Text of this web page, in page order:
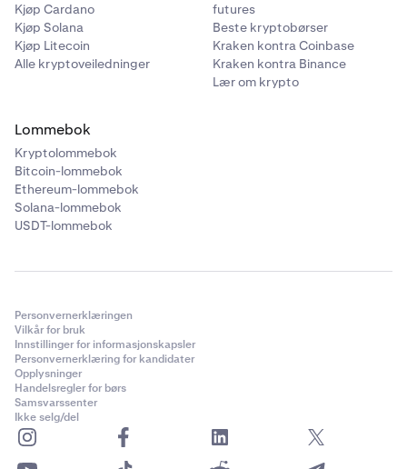
Kjøp Cardano
Kjøp Solana
Kjøp Litecoin
Alle kryptoveiledninger
futures
Beste kryptobørser
Kraken kontra Coinbase
Kraken kontra Binance
Lær om krypto
Lommebok
Kryptolommebok
Bitcoin-lommebok
Ethereum-lommebok
Solana-lommebok
USDT-lommebok
Personvernerklæringen
Vilkår for bruk
Innstillinger for informasjonskapsler
Personvernerklæring for kandidater
Opplysninger
Handelsregler for børs
Samsvarssenter
Ikke selg/del